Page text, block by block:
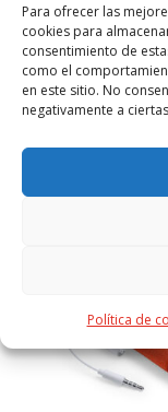
Para ofrecer las
cookies para
consentimiento de
como el
en este sitio. No
negativamente a
Política de
GRS (Global
Global,NULL),
usado para